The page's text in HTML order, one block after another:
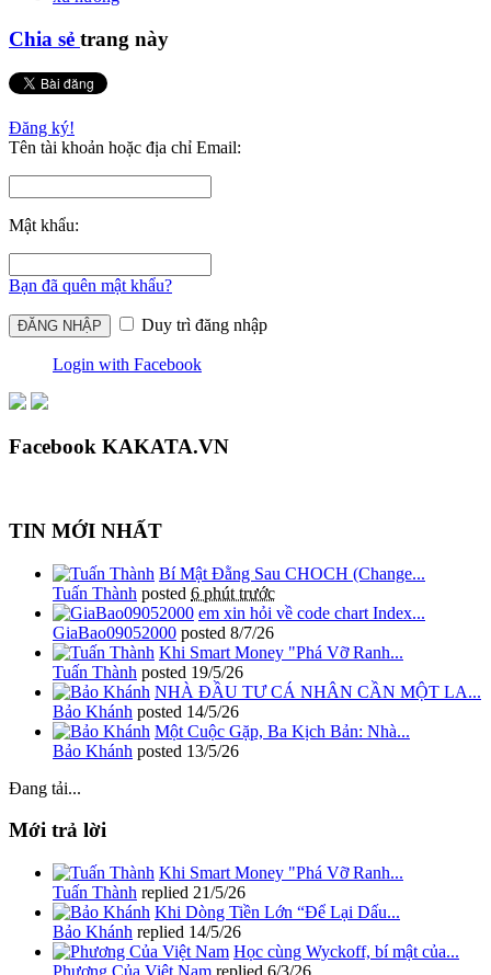
Chia sẻ trang này
Đăng ký!
Tên tài khoản hoặc địa chỉ Email:
Mật khẩu:
Bạn đã quên mật khẩu?
Duy trì đăng nhập
Login with Facebook
Facebook KAKATA.VN
TIN MỚI NHẤT
Bí Mật Đằng Sau CHOCH (Change...
Tuấn Thành posted 6 phút trước
em xin hỏi về code chart Index...
GiaBao09052000 posted 8/7/26
Khi Smart Money "Phá Vỡ Ranh...
Tuấn Thành posted 19/5/26
NHÀ ĐẦU TƯ CÁ NHÂN CẦN MỘT LA...
Bảo Khánh posted 14/5/26
Một Cuộc Gặp, Ba Kịch Bản: Nhà...
Bảo Khánh posted 13/5/26
Đang tải...
Mới trả lời
Khi Smart Money "Phá Vỡ Ranh...
Tuấn Thành replied 21/5/26
Khi Dòng Tiền Lớn “Để Lại Dấu...
Bảo Khánh replied 14/5/26
Học cùng Wyckoff, bí mật của...
Phương Của Việt Nam replied 6/3/26